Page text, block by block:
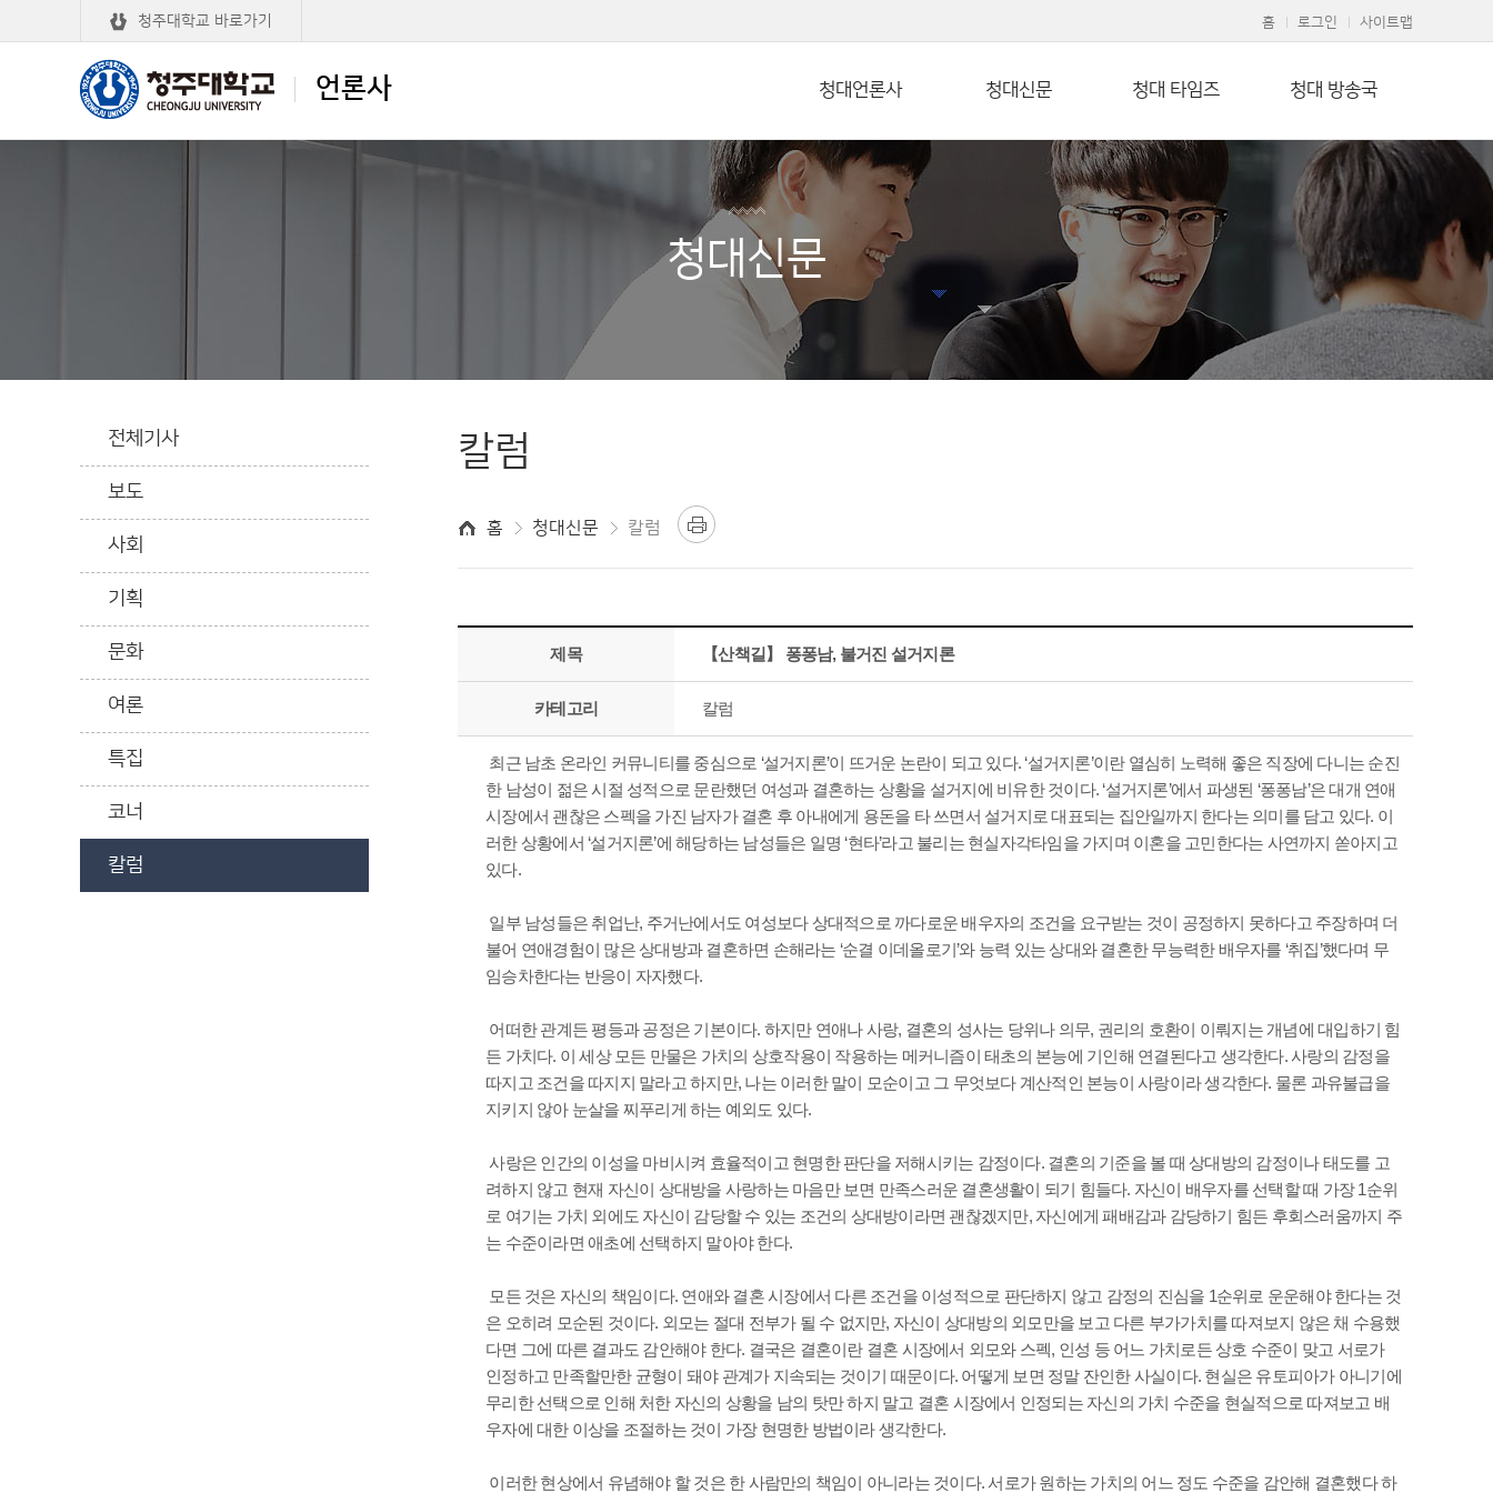
언론사
청주대학교 바로가기 홈 로그인 사이트맵
청대언론사 청대신문 청대 타임즈 청대 방송국
청대신문
전체기사
보도
사회
기획
문화
여론
특집
코너
칼럼
칼럼
홈 청대신문 칼럼
제목 【산책길】 퐁퐁남, 불거진 설거지론
카테고리 칼럼
최근 남초 온라인 커뮤니티를 중심으로 ‘설거지론’이 뜨거운 논란이 되고 있다. ‘설거지론’이란 열심히 노력해 좋은 직장에 다니는 순진
한 남성이 젊은 시절 성적으로 문란했던 여성과 결혼하는 상황을 설거지에 비유한 것이다. ‘설거지론’에서 파생된 ‘퐁퐁남’은 대개 연애
시장에서 괜찮은 스펙을 가진 남자가 결혼 후 아내에게 용돈을 타 쓰면서 설거지로 대표되는 집안일까지 한다는 의미를 담고 있다. 이
러한 상황에서 ‘설거지론’에 해당하는 남성들은 일명 ‘현타’라고 불리는 현실자각타임을 가지며 이혼을 고민한다는 사연까지 쏟아지고
있다.
일부 남성들은 취업난, 주거난에서도 여성보다 상대적으로 까다로운 배우자의 조건을 요구받는 것이 공정하지 못하다고 주장하며 더
불어 연애경험이 많은 상대방과 결혼하면 손해라는 ‘순결 이데올로기’와 능력 있는 상대와 결혼한 무능력한 배우자를 ‘취집’했다며 무
임승차한다는 반응이 자자했다.
어떠한 관계든 평등과 공정은 기본이다. 하지만 연애나 사랑, 결혼의 성사는 당위나 의무, 권리의 호환이 이뤄지는 개념에 대입하기 힘
든 가치다. 이 세상 모든 만물은 가치의 상호작용이 작용하는 메커니즘이 태초의 본능에 기인해 연결된다고 생각한다. 사랑의 감정을
따지고 조건을 따지지 말라고 하지만, 나는 이러한 말이 모순이고 그 무엇보다 계산적인 본능이 사랑이라 생각한다. 물론 과유불급을
지키지 않아 눈살을 찌푸리게 하는 예외도 있다.
사랑은 인간의 이성을 마비시켜 효율적이고 현명한 판단을 저해시키는 감정이다. 결혼의 기준을 볼 때 상대방의 감정이나 태도를 고
려하지 않고 현재 자신이 상대방을 사랑하는 마음만 보면 만족스러운 결혼생활이 되기 힘들다. 자신이 배우자를 선택할 때 가장 1순위
로 여기는 가치 외에도 자신이 감당할 수 있는 조건의 상대방이라면 괜찮겠지만, 자신에게 패배감과 감당하기 힘든 후회스러움까지 주
는 수준이라면 애초에 선택하지 말아야 한다.
모든 것은 자신의 책임이다. 연애와 결혼 시장에서 다른 조건을 이성적으로 판단하지 않고 감정의 진심을 1순위로 운운해야 한다는 것
은 오히려 모순된 것이다. 외모는 절대 전부가 될 수 없지만, 자신이 상대방의 외모만을 보고 다른 부가가치를 따져보지 않은 채 수용했
다면 그에 따른 결과도 감안해야 한다. 결국은 결혼이란 결혼 시장에서 외모와 스펙, 인성 등 어느 가치로든 상호 수준이 맞고 서로가
인정하고 만족할만한 균형이 돼야 관계가 지속되는 것이기 때문이다. 어떻게 보면 정말 잔인한 사실이다. 현실은 유토피아가 아니기에
무리한 선택으로 인해 처한 자신의 상황을 남의 탓만 하지 말고 결혼 시장에서 인정되는 자신의 가치 수준을 현실적으로 따져보고 배
우자에 대한 이상을 조절하는 것이 가장 현명한 방법이라 생각한다.
이러한 현상에서 유념해야 할 것은 한 사람만의 책임이 아니라는 것이다. 서로가 원하는 가치의 어느 정도 수준을 감안해 결혼했다 하